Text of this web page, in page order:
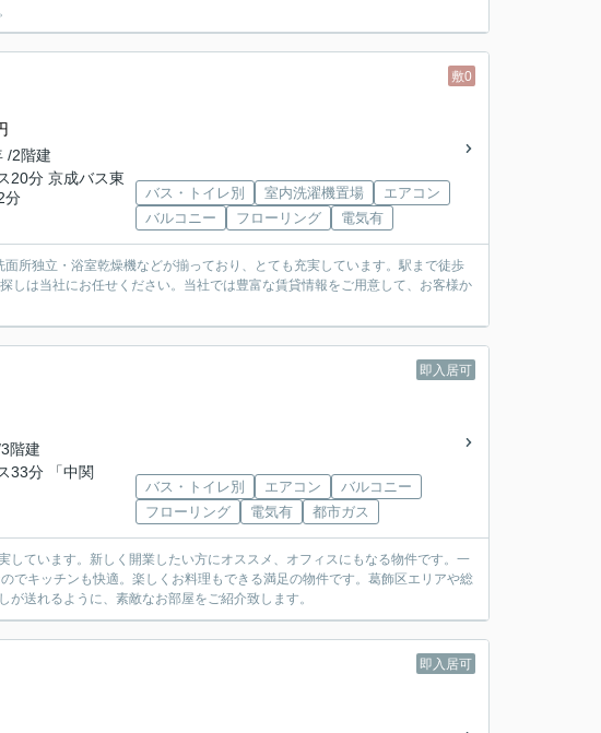
敷0
/2階建
20分 京成バス東
分
バス・トイレ別 室内洗濯機置場
エアコン
バルコニー
フローリング 電気有
所独立・浴室乾燥機などが揃っており、とても充実しています。駅まで徒歩
しは当社にお任せください。当社では豊富な賃貸情報をご用意して、お客様か
即入居可
階建
33分 「中関
バス・トイレ別 エアコン
バルコニー
フローリング
電気有 都市ガス
ています。新しく開業したい方にオススメ、オフィスにもなる物件です。一
でキッチンも快適。楽しくお料理もできる満足の物件です。葛飾区エリアや総
送れるように、素敵なお部屋をご紹介致します。
即入居可